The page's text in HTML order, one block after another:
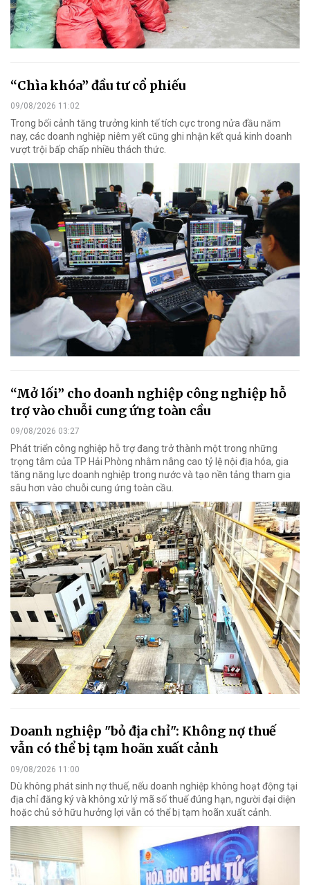
“Chìa khóa” đầu tư cổ phiếu
09/08/2026 11:02
Trong bối cảnh tăng trưởng kinh tế tích cực trong nửa đầu năm
nay, các doanh nghiệp niêm yết cũng ghi nhận kết quả kinh doanh
vượt trội bấp chấp nhiều thách thức.
“Mở lối” cho doanh nghiệp công nghiệp hỗ
trợ vào chuỗi cung ứng toàn cầu
09/08/2026 03:27
Phát triển công nghiệp hỗ trợ đang trở thành một trong những
trọng tâm của TP Hải Phòng nhằm nâng cao tỷ lệ nội địa hóa, gia
tăng năng lực doanh nghiệp trong nước và tạo nền tảng tham gia
sâu hơn vào chuỗi cung ứng toàn cầu.
Doanh nghiệp "bỏ địa chỉ": Không nợ thuế
vẫn có thể bị tạm hoãn xuất cảnh
09/08/2026 11:00
Dù không phát sinh nợ thuế, nếu doanh nghiệp không hoạt động tại
địa chỉ đăng ký và không xử lý mã số thuế đúng hạn, người đại diện
hoặc chủ sở hữu hưởng lợi vẫn có thể bị tạm hoãn xuất cảnh.